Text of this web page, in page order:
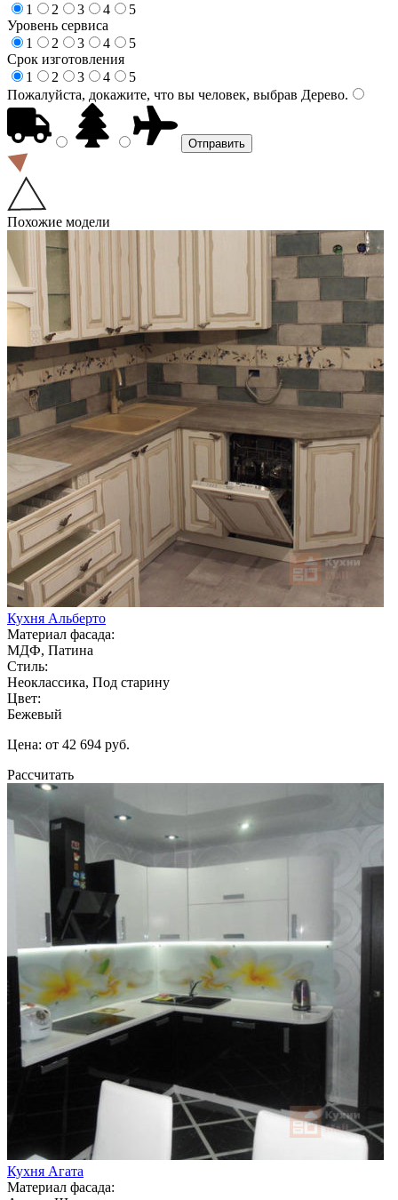
1
2 3 4
5
Уровень сервиса
1
2 3 4
5
Срок изготовления
1
2 3 4
5
Пожалуйста, докажите, что вы человек, выбрав Дерево.
Похожие модели
Кухня Альберто
Материал фасада:
МДФ, Патина
Стиль:
Неоклассика, Под старину
Цвет:
Бежевый
Цена: от 42 694 руб.
Рассчитать
Кухня Агата
Материал фасада: